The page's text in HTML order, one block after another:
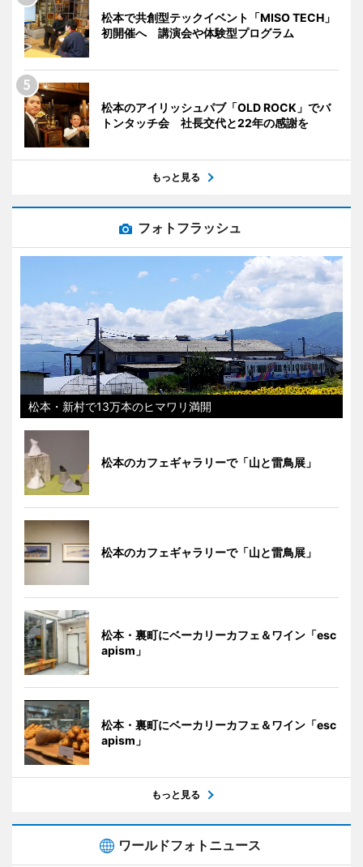
松本で共創型テックイベント「MISO TECH」
初開催へ 講演会や体験型プログラム
松本のアイリッシュパブ「OLD ROCK」でバ
トンタッチ会 社長交代と22年の感謝を
もっと見る
フォトフラッシュ
松本・新村で13万本のヒマワリ満開
松本のカフェギャラリーで「山と雷鳥展」
松本のカフェギャラリーで「山と雷鳥展」
松本・裏町にベーカリーカフェ＆ワイン「esc
apism」
松本・裏町にベーカリーカフェ＆ワイン「esc
apism」
もっと見る
ワールドフォトニュース